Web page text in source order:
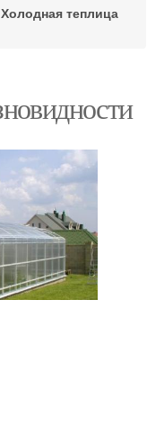
Холодная теплица